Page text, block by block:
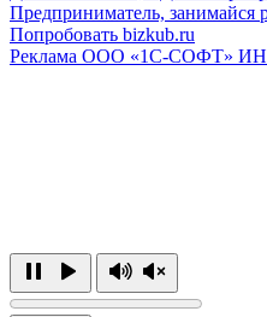
Предприниматель, занимайся
Попробовать bizkub.ru
Реклама ООО «1С-СОФТ»